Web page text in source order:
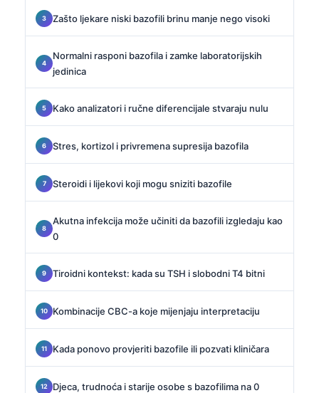
Zašto ljekare niski bazofili brinu manje nego visoki
Normalni rasponi bazofila i zamke laboratorijskih
jedinica
Kako analizatori i ručne diferencijale stvaraju nulu
Stres, kortizol i privremena supresija bazofila
Steroidi i lijekovi koji mogu sniziti bazofile
Akutna infekcija može učiniti da bazofili izgledaju kao
0
Tiroidni kontekst: kada su TSH i slobodni T4 bitni
Kombinacije CBC-a koje mijenjaju interpretaciju
Kada ponovo provjeriti bazofile ili pozvati kliničara
Djeca, trudnoća i starije osobe s bazofilima na 0